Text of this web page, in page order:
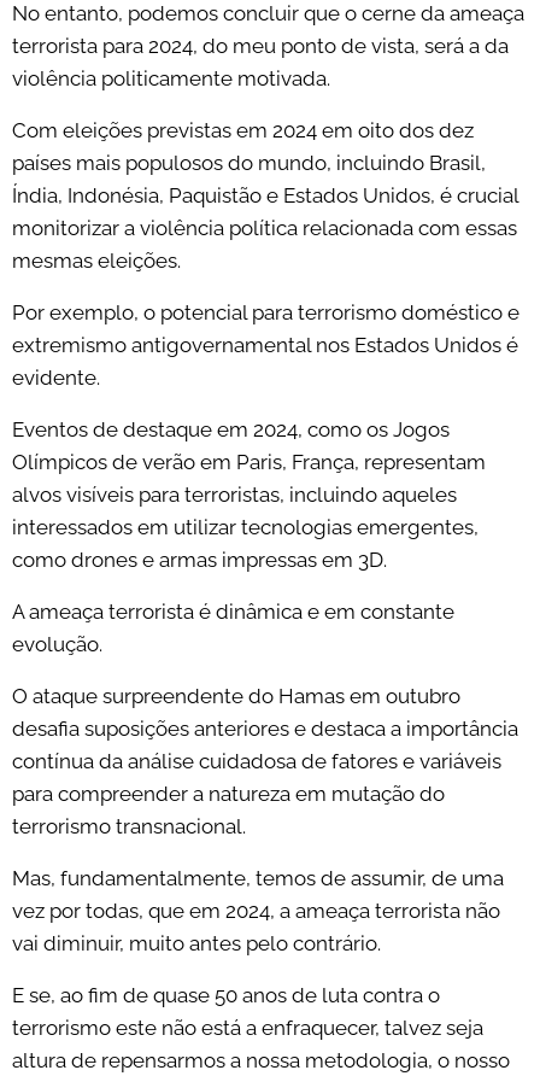
No entanto, podemos concluir que o cerne da ameaça
terrorista para 2024, do meu ponto de vista, será a da
violência politicamente motivada.
Com eleições previstas em 2024 em oito dos dez
países mais populosos do mundo, incluindo Brasil,
Índia, Indonésia, Paquistão e Estados Unidos, é crucial
monitorizar a violência política relacionada com essas
mesmas eleições.
Por exemplo, o potencial para terrorismo doméstico e
extremismo antigovernamental nos Estados Unidos é
evidente.
Eventos de destaque em 2024, como os Jogos
Olímpicos de verão em Paris, França, representam
alvos visíveis para terroristas, incluindo aqueles
interessados em utilizar tecnologias emergentes,
como drones e armas impressas em 3D.
A ameaça terrorista é dinâmica e em constante
evolução.
O ataque surpreendente do Hamas em outubro
desafia suposições anteriores e destaca a importância
contínua da análise cuidadosa de fatores e variáveis
para compreender a natureza em mutação do
terrorismo transnacional.
Mas, fundamentalmente, temos de assumir, de uma
vez por todas, que em 2024, a ameaça terrorista não
vai diminuir, muito antes pelo contrário.
E se, ao fim de quase 50 anos de luta contra o
terrorismo este não está a enfraquecer, talvez seja
altura de repensarmos a nossa metodologia, o nosso